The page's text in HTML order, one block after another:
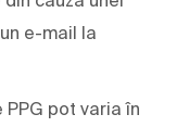
e-mail la
pot varia în